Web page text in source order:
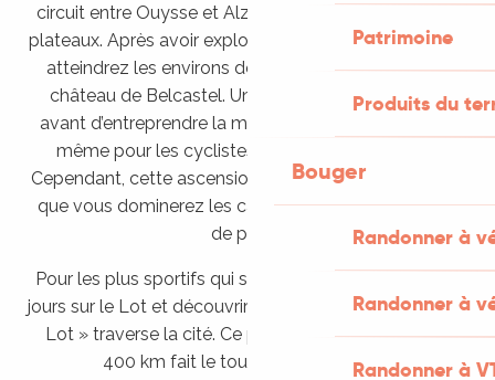
Patrimoine
Produits du
Bouger
Randonner à
Randonner à
Randonner à
circuit entre Ouysse et Alzou, entre vallée, causse et
plateaux. Après avoir exploré la vallée de l’Alzou, vous
atteindrez les environs de Lacave, dominés par le
château de Belcastel. Une pause photo s’impose
avant d’entreprendre la montée, un défi mémorable
même pour les cyclistes les plus expérimentés.
Cependant, cette ascension sera vite oubliée une fois
que vous dominerez les causses avec leurs sentiers
de pierre.
Pour les plus sportifs qui souhaitent passer plusieurs
jours sur le Lot et découvrir Rocamadour, Le « Tour du
Lot » traverse la cité. Ce parcours en itinérance de
400 km fait le tour du département.
Entre Ouysse et Causse